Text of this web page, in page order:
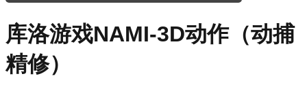
库洛游戏NAMI-3D动作（动捕
精修）